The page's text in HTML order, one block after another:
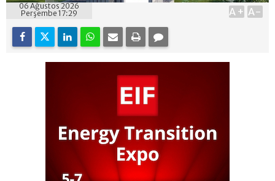
06 Ağustos 2026
Perşembe 17:29
A+ A-